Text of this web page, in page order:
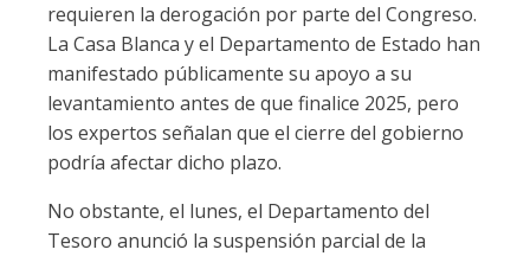
requieren la derogación por parte del Congreso.
La Casa Blanca y el Departamento de Estado han
manifestado públicamente su apoyo a su
levantamiento antes de que finalice 2025, pero
los expertos señalan que el cierre del gobierno
podría afectar dicho plazo.
No obstante, el lunes, el Departamento del
Tesoro anunció la suspensión parcial de la